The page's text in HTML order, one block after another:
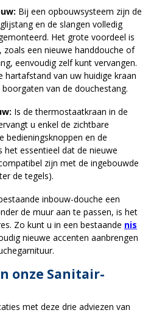
Bij een opbouwsysteem zijn de
en de slangen volledig
Het grote voordeel is
zoals een nieuwe handdouche of
eenvoudig zelf kunt vervangen.
hartafstand van uw huidige kraan
van de douchestang.
Is de thermostaatkraan in de
u enkel de zichtbare
bedieningsknoppen en de
het essentieel dat de nieuwe
zijn met de ingebouwde
de tegels).
inbouw-douche een
de muur aan te passen, is het
Zo kunt u in een bestaande nis
nieuwe accenten aanbrengen
onze Sanitair-
met deze drie adviezen van